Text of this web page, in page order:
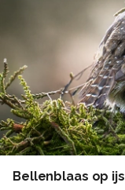
Bellenblaas op ijs